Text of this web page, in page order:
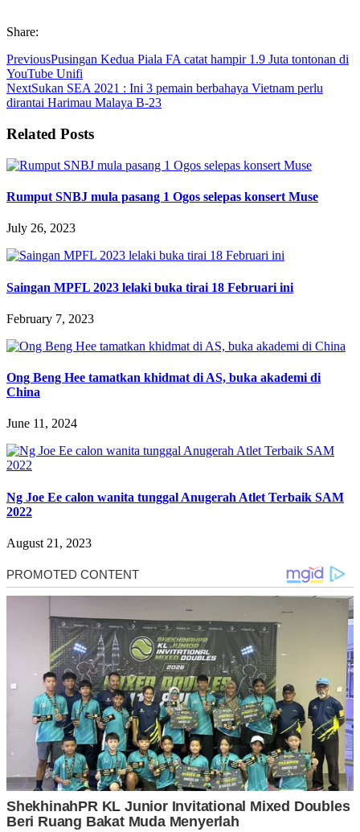
Share:
PreviousPusingan Kedua Piala FA catat hampir 1.9 Juta tontonan di
YouTube Unifi
NextSukan SEA 2021 : Ini 3 pemain berbahaya Vietnam perlu
dirantai Harimau Malaya B-23
Related Posts
Rumput SNBJ mula pasang 1 Ogos selepas konsert Muse
July 26, 2023
Saingan MPFL 2023 lelaki buka tirai 18 Februari ini
February 7, 2023
Ong Beng Hee tamatkan khidmat di AS, buka akademi di
China
June 11, 2024
Ng Joe Ee calon wanita tunggal Anugerah Atlet Terbaik SAM
2022
August 21, 2023